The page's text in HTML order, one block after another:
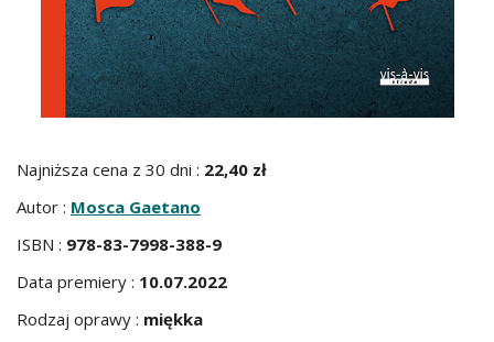
Najniższa cena z 30 dni : 22,40 zł
Autor : Mosca Gaetano
ISBN : 978-83-7998-388-9
Data premiery : 10.07.2022
Rodzaj oprawy : miękka